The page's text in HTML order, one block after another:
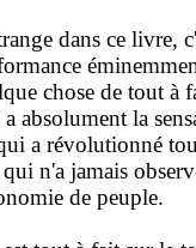
dans ce livre,
chose de tout à
absolument la
a révolutionné
n'a jamais
de peuple.